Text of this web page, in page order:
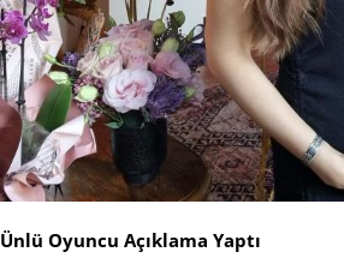
Ünlü Oyuncu Açıklama Yaptı